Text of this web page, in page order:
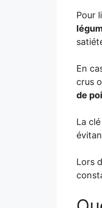
Pour
En
crus
de
La
Lors